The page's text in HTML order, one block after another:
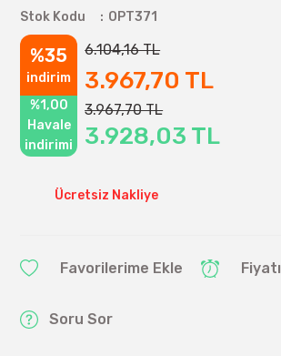
Stok Kodu OPT371
%35
indirim
6.104,16 TL
3.967,70 TL
%1,00
Havale
indirimi
3.967,70 TL
3.928,03 TL
Ücretsiz Nakliye
Soru Sor